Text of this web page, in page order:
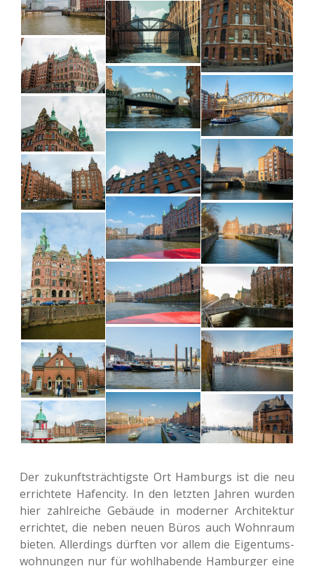
Der zukunfts­träch­tigs­te Ort Ham­burgs ist die neu
errich­te­te Hafen­ci­ty. In den letz­ten Jahren wurden
hier zahl­rei­che Gebäu­de in moder­ner Archi­tek­tur
errich­tet, die neben neuen Büros auch Wohn­raum
bieten. Aller­dings dürf­ten vor allem die Eigen­tums­
woh­nun­gen nur für wohl­ha­ben­de Ham­bur­ger eine